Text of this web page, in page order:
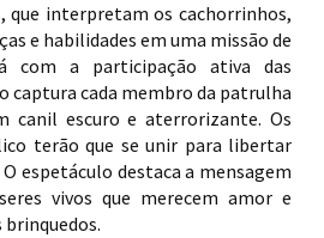
que interpretam os cachorrinhos,
e habilidades em uma missão de
com a participação ativa das
captura cada membro da patrulha
canil escuro e aterrorizante. Os
terão que se unir para libertar
espetáculo destaca a mensagem
vivos que merecem amor e
brinquedos.